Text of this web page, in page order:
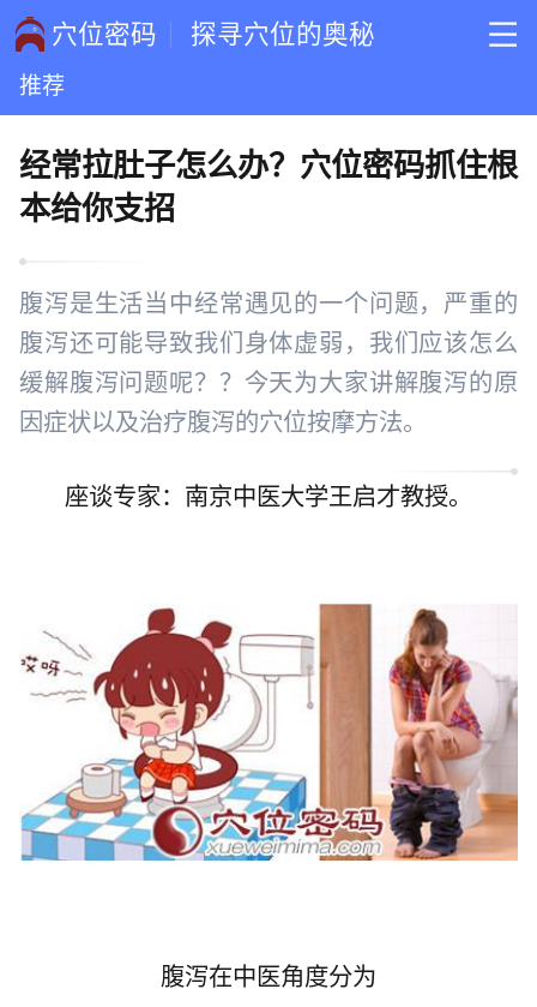
穴位密码 探寻穴位的奥秘
推荐
经常拉肚子怎么办？穴位密码抓住根
本给你支招
腹泻是生活当中经常遇见的一个问题，严重的
腹泻还可能导致我们身体虚弱，我们应该怎么
缓解腹泻问题呢？？今天为大家讲解腹泻的原
因症状以及治疗腹泻的穴位按摩方法。
座谈专家：南京中医大学王启才教授。
腹泻在中医角度分为